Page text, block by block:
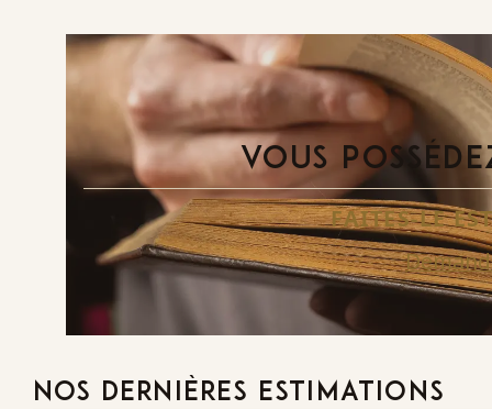
VOUS
FAITES-LE
NOS DERNIÈRES ESTIMATIONS